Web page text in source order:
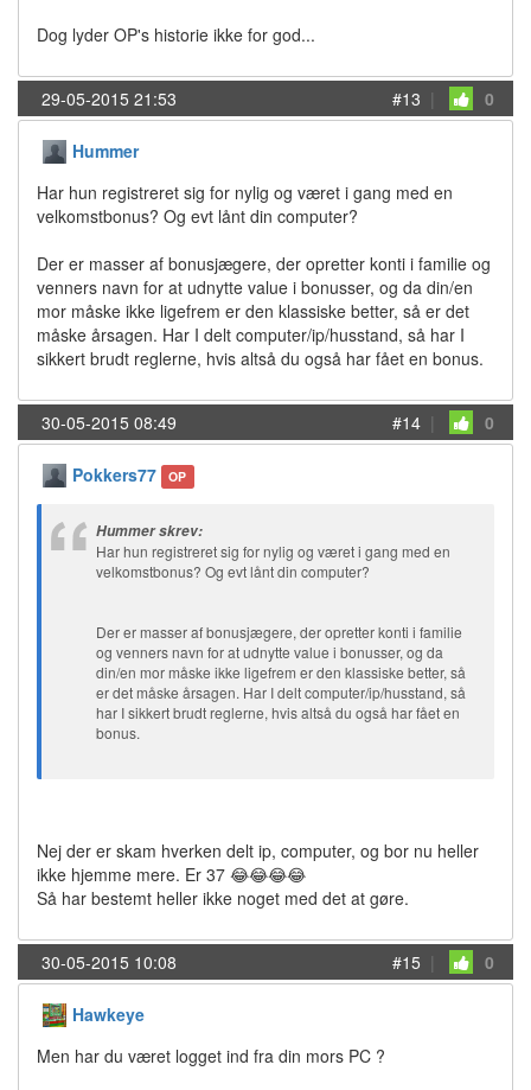
Dog lyder OP's historie ikke for god...
29-05-2015 21:53 #13 | 0
Hummer
Har hun registreret sig for nylig og været i gang med en
velkomstbonus? Og evt lånt din computer?
Der er masser af bonusjægere, der opretter konti i familie og
venners navn for at udnytte value i bonusser, og da din/en
mor måske ikke ligefrem er den klassiske better, så er det
måske årsagen. Har I delt computer/ip/husstand, så har I
sikkert brudt reglerne, hvis altså du også har fået en bonus.
30-05-2015 08:49 #14 | 0
Pokkers77 OP
Hummer skrev:
Har hun registreret sig for nylig og været i gang med en
velkomstbonus? Og evt lånt din computer?
Der er masser af bonusjægere, der opretter konti i familie
og venners navn for at udnytte value i bonusser, og da
din/en mor måske ikke ligefrem er den klassiske better, så
er det måske årsagen. Har I delt computer/ip/husstand, så
har I sikkert brudt reglerne, hvis altså du også har fået en
bonus.
Nej der er skam hverken delt ip, computer, og bor nu heller
ikke hjemme mere. Er 37 😂😂😂😂
Så har bestemt heller ikke noget med det at gøre.
30-05-2015 10:08 #15 | 0
Hawkeye
Men har du været logget ind fra din mors PC ?